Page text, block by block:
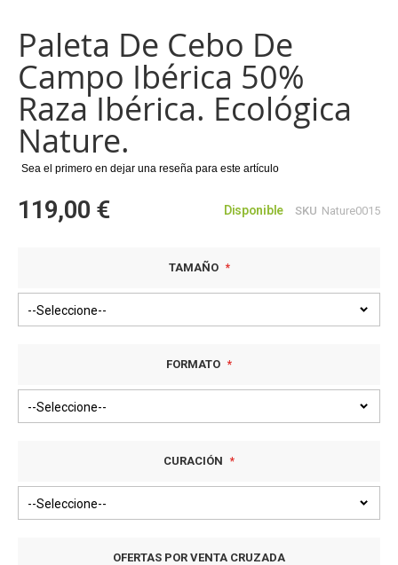
de
la
galería
de
imágenes
Paleta De Cebo De
Campo Ibérica 50%
Raza Ibérica. Ecológica
Nature.
Sea el primero en dejar una reseña para este artículo
119,00 € Disponible SKU Nature0015
TAMAÑO
FORMATO
CURACIÓN
OFERTAS POR VENTA CRUZADA